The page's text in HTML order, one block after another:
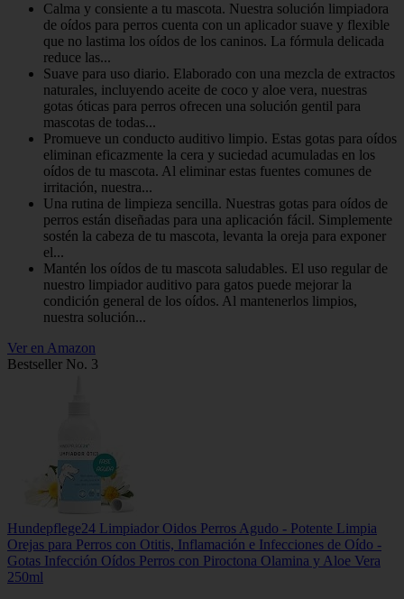
Calma y consiente a tu mascota. Nuestra solución limpiadora
de oídos para perros cuenta con un aplicador suave y flexible
que no lastima los oídos de los caninos. La fórmula delicada
reduce las...
Suave para uso diario. Elaborado con una mezcla de extractos
naturales, incluyendo aceite de coco y aloe vera, nuestras
gotas óticas para perros ofrecen una solución gentil para
mascotas de todas...
Promueve un conducto auditivo limpio. Estas gotas para oídos
eliminan eficazmente la cera y suciedad acumuladas en los
oídos de tu mascota. Al eliminar estas fuentes comunes de
irritación, nuestra...
Una rutina de limpieza sencilla. Nuestras gotas para oídos de
perros están diseñadas para una aplicación fácil. Simplemente
sostén la cabeza de tu mascota, levanta la oreja para exponer
el...
Mantén los oídos de tu mascota saludables. El uso regular de
nuestro limpiador auditivo para gatos puede mejorar la
condición general de los oídos. Al mantenerlos limpios,
nuestra solución...
Ver en Amazon
Bestseller No. 3
Hundepflege24 Limpiador Oidos Perros Agudo - Potente Limpia
Orejas para Perros con Otitis, Inflamación e Infecciones de Oído -
Gotas Infección Oídos Perros con Piroctona Olamina y Aloe Vera
250ml